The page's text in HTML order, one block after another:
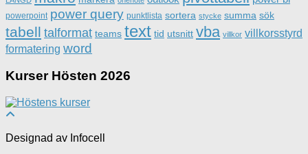
powerpoint power query punktlista sortera stycke summa sök
tabell talformat teams text tid utsnitt vba villkor villkorsstyrd
formatering word
Kurser Hösten 2026
Designad av Infocell